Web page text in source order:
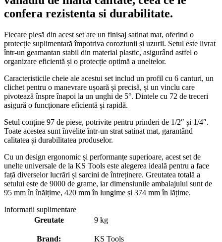
confera rezistenta si durabilitate.
Fiecare piesă din acest set are un finisaj satinat mat, oferind o
protecție suplimentară împotriva coroziunii și uzurii. Setul este livrat
într-un geamantan stabil din material plastic, asigurând astfel o
organizare eficientă și o protecție optimă a uneltelor.
Caracteristicile cheie ale acestui set includ un profil cu 6 canturi, un
clichet pentru o manevrare ușoară și precisă, și un vinclu care
pivotează înspre înapoi la un unghi de 5°. Dintele cu 72 de treceri
asigură o funcționare eficientă și rapidă.
Setul conține 97 de piese, potrivite pentru prinderi de 1/2″ și 1/4″.
Toate acestea sunt învelite într-un strat satinat mat, garantând
calitatea și durabilitatea produselor.
Cu un design ergonomic și performanțe superioare, acest set de
unelte universale de la KS Tools este alegerea ideală pentru a face
față diverselor lucrări și sarcini de întreținere. Greutatea totală a
setului este de 9000 de grame, iar dimensiunile ambalajului sunt de
95 mm în înălțime, 420 mm în lungime și 374 mm în lățime.
Informații suplimentare
Greutate
9 kg
Brand: KS Tools